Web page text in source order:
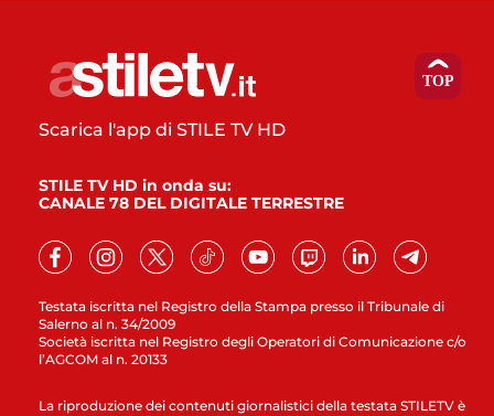
Testata iscritta nel Registro della Stampa presso il Tribunale di
Salerno al n. 34/2009
Società iscritta nel Registro degli Operatori di Comunicazione c/o
l’AGCOM al n. 20133
Scarica l'app di STILE TV HD
STILE TV HD in onda su:
CANALE 78 DEL DIGITALE TERRESTRE
La riproduzione dei contenuti giornalistici della testata STILETV è